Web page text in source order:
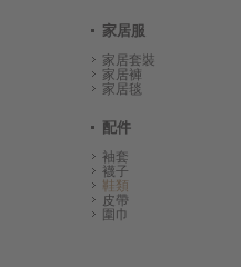
家居服
家居套裝
家居褲
家居毯
配件
袖套
襪子
鞋類
皮帶
圍巾